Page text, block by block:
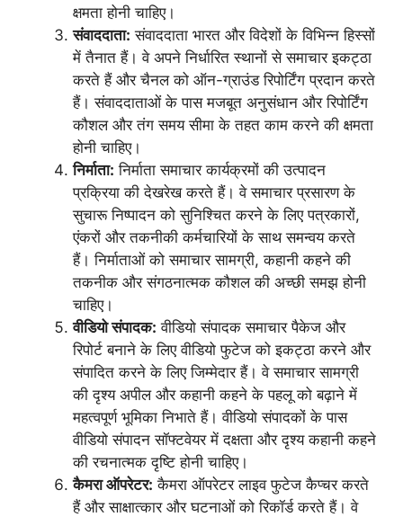
क्षमता होनी चाहिए।
संवाददाता: संवाददाता भारत और विदेशों के विभिन्न हिस्सों
में तैनात हैं। वे अपने निर्धारित स्थानों से समाचार इकट्ठा
करते हैं और चैनल को ऑन-ग्राउंड रिपोर्टिंग प्रदान करते
हैं। संवाददाताओं के पास मजबूत अनुसंधान और रिपोर्टिंग
कौशल और तंग समय सीमा के तहत काम करने की क्षमता
होनी चाहिए।
निर्माता: निर्माता समाचार कार्यक्रमों की उत्पादन
प्रक्रिया की देखरेख करते हैं। वे समाचार प्रसारण के
सुचारू निष्पादन को सुनिश्चित करने के लिए पत्रकारों,
एंकरों और तकनीकी कर्मचारियों के साथ समन्वय करते
हैं। निर्माताओं को समाचार सामग्री, कहानी कहने की
तकनीक और संगठनात्मक कौशल की अच्छी समझ होनी
चाहिए।
वीडियो संपादक: वीडियो संपादक समाचार पैकेज और
रिपोर्ट बनाने के लिए वीडियो फुटेज को इकट्ठा करने और
संपादित करने के लिए जिम्मेदार हैं। वे समाचार सामग्री
की दृश्य अपील और कहानी कहने के पहलू को बढ़ाने में
महत्वपूर्ण भूमिका निभाते हैं। वीडियो संपादकों के पास
वीडियो संपादन सॉफ्टवेयर में दक्षता और दृश्य कहानी कहने
की रचनात्मक दृष्टि होनी चाहिए।
कैमरा ऑपरेटर: कैमरा ऑपरेटर लाइव फुटेज कैप्चर करते
हैं और साक्षात्कार और घटनाओं को रिकॉर्ड करते हैं। वे